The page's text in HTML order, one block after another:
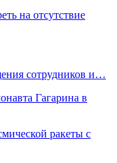
на отсутствие
сотрудников и…
Гагарина в
ракеты с